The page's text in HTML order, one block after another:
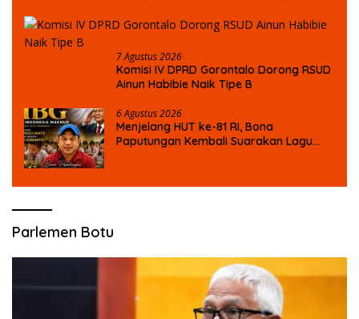
7 Agustus 2026
Komisi IV DPRD Gorontalo Dorong RSUD
Ainun Habibie Naik Tipe B
6 Agustus 2026
Menjelang HUT ke-81 RI, Bona
Paputungan Kembali Suarakan Lagu
Parlemen Botu